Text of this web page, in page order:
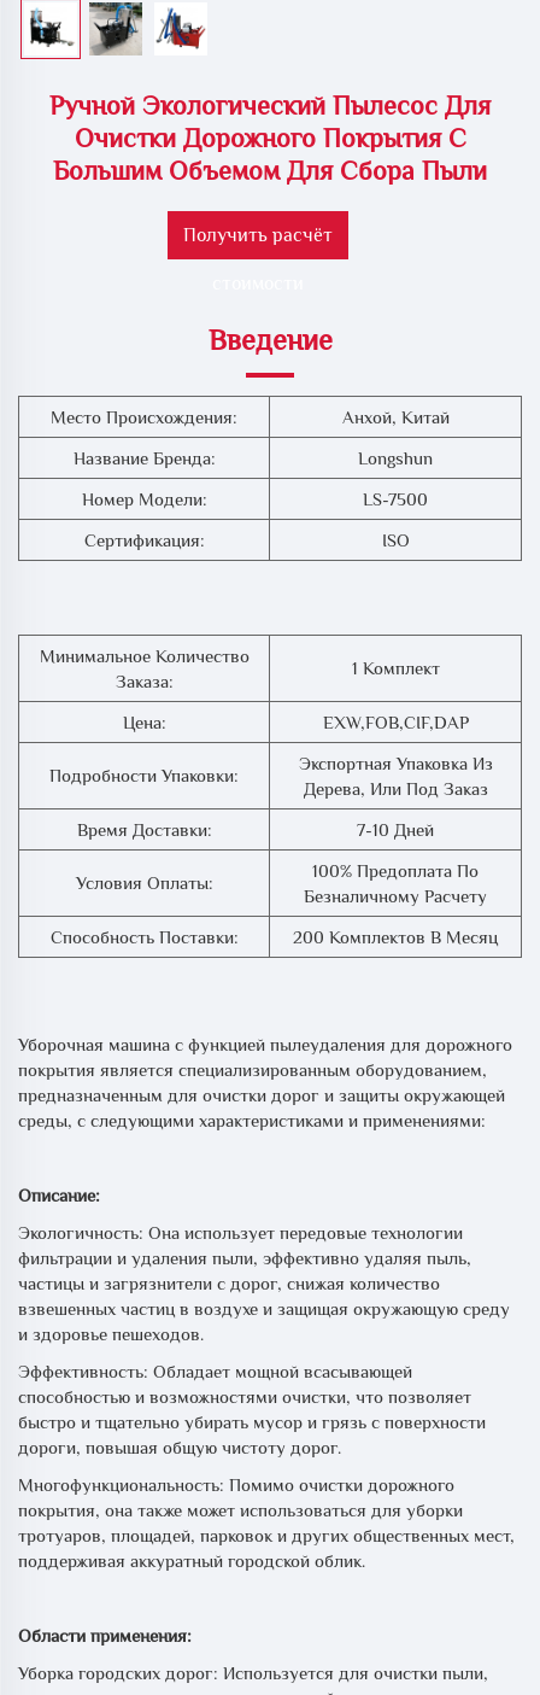
Ручной Экологический Пылесос Для
Очистки Дорожного Покрытия С
Большим Объемом Для Сбора Пыли
Получить расчёт
Введение
Место Происхождения:
Анхой, Китай
Название Бренда:
Longshun
Номер Модели:
LS-7500
Сертификация:
ISO
Минимальное Количество
Заказа:
1 Комплект
Цена: EXW,FOB,CIF,DAP
Подробности Упаковки:
Экспортная Упаковка Из
Дерева, Или Под Заказ
Время Доставки:
7-10 Дней
Условия Оплаты:
100% Предоплата По
Безналичному Расчету
Способность Поставки:
200 Комплектов В Месяц
Уборочная машина с функцией пылеудаления для дорожного
покрытия является специализированным оборудованием,
предназначенным для очистки дорог и защиты окружающей
среды, с следующими характеристиками и применениями:
Описание:
Экологичность: Она использует передовые технологии
фильтрации и удаления пыли, эффективно удаляя пыль,
частицы и загрязнители с дорог, снижая количество
взвешенных частиц в воздухе и защищая окружающую среду
и здоровье пешеходов.
Эффективность: Обладает мощной всасывающей
способностью и возможностями очистки, что позволяет
быстро и тщательно убирать мусор и грязь с поверхности
дороги, повышая общую чистоту дорог.
Многофункциональность: Помимо очистки дорожного
покрытия, она также может использоваться для уборки
тротуаров, площадей, парковок и других общественных мест,
поддерживая аккуратный городской облик.
Области применения:
Уборка городских дорог: Используется для очистки пыли,